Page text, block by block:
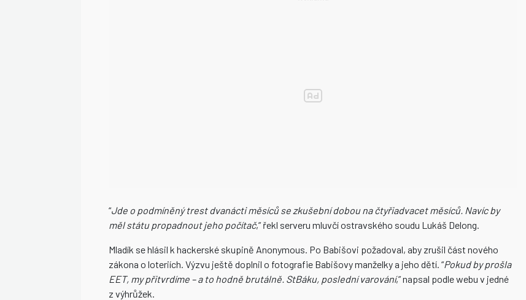
“Jde o podmíněný trest dvanácti měsíců se zkušební dobou na čtyřiadvacet měsíců. Navíc by
měl státu propadnout jeho počítač,” řekl serveru mluvčí ostravského soudu Lukáš Delong.
Mladík se hlásil k hackerské skupině Anonymous. Po Babišovi požadoval, aby zrušil část nového
zákona o loteriích. Výzvu ještě doplnil o fotografie Babišovy manželky a jeho dětí. “Pokud by prošla
EET, my přitvrdíme – a to hodně brutálně. StBáku, poslední varování,” napsal podle webu v jedné
z výhrůžek.